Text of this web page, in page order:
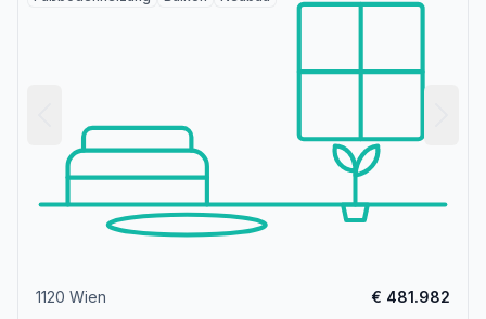
1120 Wien € 481.982